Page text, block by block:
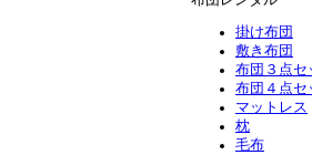
掛け布団
敷き布団
布団３点セ
布団４点セ
マットレス
枕
毛布